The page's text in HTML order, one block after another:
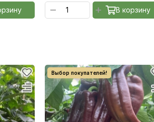
В корзину